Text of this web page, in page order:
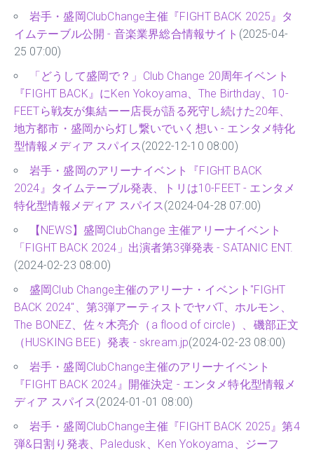
岩手・盛岡ClubChange主催『FIGHT BACK 2025』タ
イムテーブル公開 - 音楽業界総合情報サイト (2025-04-
25 07:00)
「どうして盛岡で？」Club Change 20周年イベント
『FIGHT BACK』にKen Yokoyama、The Birthday、10-
FEETら戦友が集結ーー店長が語る死守し続けた20年、
地方都市・盛岡から灯し繋いでいく想い - エンタメ特化
型情報メディア スパイス(2022-12-10 08:00)
岩手・盛岡のアリーナイベント『FIGHT BACK
2024』タイムテーブル発表、トリは10-FEET - エンタメ
特化型情報メディア スパイス(2024-04-28 07:00)
【NEWS】盛岡ClubChange 主催アリーナイベント
「FIGHT BACK 2024」出演者第3弾発表 - SATANIC ENT.
(2024-02-23 08:00)
盛岡Club Change主催のアリーナ・イベント"FIGHT
BACK 2024"、第3弾アーティストでヤバT、ホルモン、
The BONEZ、佐々木亮介（a flood of circle）、磯部正文
（HUSKING BEE）発表 - skream.jp(2024-02-23 08:00)
岩手・盛岡ClubChange主催のアリーナイベント
『FIGHT BACK 2024』開催決定 - エンタメ特化型情報メ
ディア スパイス(2024-01-01 08:00)
岩手・盛岡ClubChange主催『FIGHT BACK 2025』第4
弾&日割り発表、Paledusk、Ken Yokoyama、ジーフ